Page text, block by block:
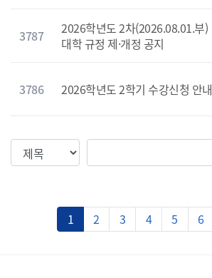
3787
2026학년도 2차(2026.08.01.부)
대학 규정 제·개정 공지
3786 2026학년도 2학기 수강신청 안내
검색조건 검색값
1 2 3 4 5 6